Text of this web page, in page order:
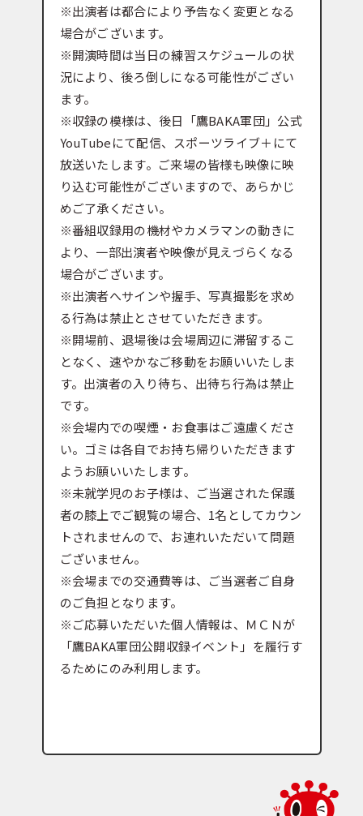
※出演者は都合により予告なく変更となる
場合がございます。
※開演時間は当日の練習スケジュールの状
況により、後ろ倒しになる可能性がござい
ます。
※収録の模様は、後日「鷹BAKA軍団」公式
YouTubeにて配信、スポーツライブ＋にて
放送いたします。ご来場の皆様も映像に映
り込む可能性がございますので、あらかじ
めご了承ください。
※番組収録用の機材やカメラマンの動きに
より、一部出演者や映像が見えづらくなる
場合がございます。
※出演者へサインや握手、写真撮影を求め
る行為は禁止とさせていただきます。
※開場前、退場後は会場周辺に滞留するこ
となく、速やかなご移動をお願いいたしま
す。出演者の入り待ち、出待ち行為は禁止
です。
※会場内での喫煙・お食事はご遠慮くださ
い。ゴミは各自でお持ち帰りいただきます
ようお願いいたします。
※未就学児のお子様は、ご当選された保護
者の膝上でご観覧の場合、1名としてカウン
トされませんので、お連れいただいて問題
ございません。
※会場までの交通費等は、ご当選者ご自身
のご負担となります。
※ご応募いただいた個人情報は、ＭＣＮが
「鷹BAKA軍団公開収録イベント」を履行す
るためにのみ利用します。